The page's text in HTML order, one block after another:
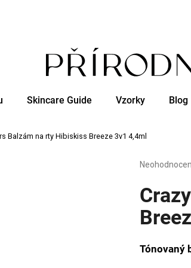
Skincare Guide Vzorky Blog
Balzám na rty Hibiskiss Breeze 3v1 4,4ml
Průměrné
produktu
je
0,0
z
hvězdiček.
Tónovaný
Co potřebujete najít?